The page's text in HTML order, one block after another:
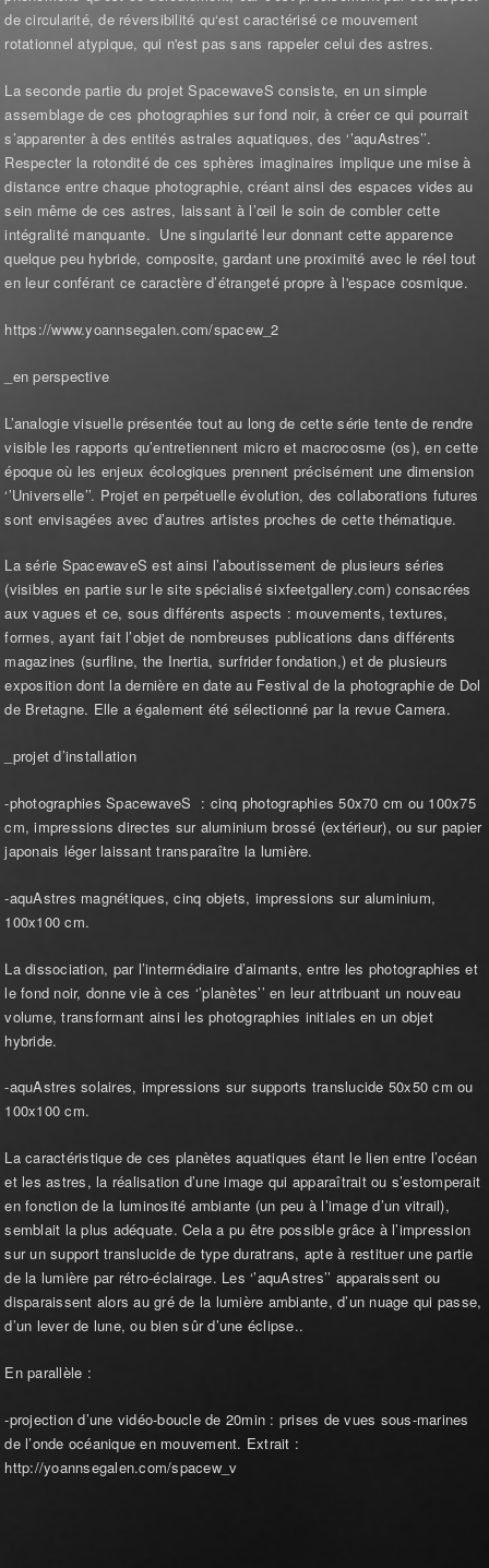
de circularité, de réversibilité qu‘est caractérisé ce mouvement
rotationnel atypique, qui n'est pas sans rappeler celui des astres.
La seconde partie du projet SpacewaveS consiste, en un simple
assemblage de ces photographies sur fond noir, à créer ce qui pourrait
s’apparenter à des entités astrales aquatiques, des ‘’aquAstres’’.
Respecter la rotondité de ces sphères imaginaires implique une mise à
distance entre chaque photographie, créant ainsi des espaces vides au
sein même de ces astres, laissant à l’œil le soin de combler cette
intégralité manquante. Une singularité leur donnant cette apparence
quelque peu hybride, composite, gardant une proximité avec le réel tout
en leur conférant ce caractère d’étrangeté propre à l'espace cosmique.
https://www.yoannsegalen.com/spacew_2
_en perspective
L’analogie visuelle présentée tout au long de cette série tente de rendre
visible les rapports qu’entretiennent micro et macrocosme (os), en cette
époque où les enjeux écologiques prennent précisément une dimension
‘’Universelle’’. Projet en perpétuelle évolution, des collaborations futures
sont envisagées avec d’autres artistes proches de cette thématique.
La série SpacewaveS est ainsi l’aboutissement de plusieurs séries
(visibles en partie sur le site spécialisé sixfeetgallery.com) consacrées
aux vagues et ce, sous différents aspects : mouvements, textures,
formes, ayant fait l’objet de nombreuses publications dans différents
magazines (surfline, the Inertia, surfrider fondation,) et de plusieurs
exposition dont la dernière en date au Festival de la photographie de Dol
de Bretagne. Elle a également été sélectionné par la revue Camera.
_projet d’installation
-photographies SpacewaveS : cinq photographies 50x70 cm ou 100x75
cm, impressions directes sur aluminium brossé (extérieur), ou sur papier
japonais léger laissant transparaître la lumière.
-aquAstres magnétiques, cinq objets, impressions sur aluminium,
100x100 cm.
La dissociation, par l’intermédiaire d’aimants, entre les photographies et
le fond noir, donne vie à ces ‘’planètes’’ en leur attribuant un nouveau
volume, transformant ainsi les photographies initiales en un objet
hybride.
-aquAstres solaires, impressions sur supports translucide 50x50 cm ou
100x100 cm.
La caractéristique de ces planètes aquatiques étant le lien entre l’océan
et les astres, la réalisation d’une image qui apparaîtrait ou s’estomperait
en fonction de la luminosité ambiante (un peu à l’image d’un vitrail),
semblait la plus adéquate. Cela a pu être possible grâce à l’impression
sur un support translucide de type duratrans, apte à restituer une partie
de la lumière par rétro-éclairage. Les ‘’aquAstres’’ apparaissent ou
disparaissent alors au gré de la lumière ambiante, d’un nuage qui passe,
d’un lever de lune, ou bien sûr d’une éclipse..
En parallèle :
-projection d’une vidéo-boucle de 20min : prises de vues sous-marines
de l’onde océanique en mouvement. Extrait :
http://yoannsegalen.com/spacew_v